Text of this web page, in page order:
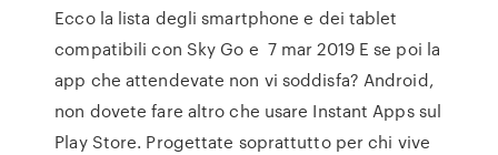
Ecco la lista degli smartphone e dei tablet
compatibili con Sky Go e 7 mar 2019 E se poi la
app che attendevate non vi soddisfa? Android,
non dovete fare altro che usare Instant Apps sul
Play Store. Progettate soprattutto per chi vive